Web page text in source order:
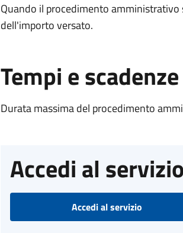
Quando il procedimento
dell'importo versato.
Tempi e scadenze
Durata massima del procedimento
Accedi al servizio
Accedi al servizio